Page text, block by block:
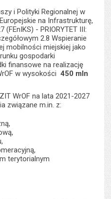
i Polityki Regionalnej w
na Infrastrukturę,
- PRIORYTET III:
2.8 Wspieranie
mobilności miejskiej jako
gospodarki
finansowe na realizację
w wysokości 450 mln
WrOF na lata 2021-2027
związane m.in. z:
terytorialnym